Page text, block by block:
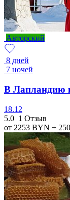
Авторский
8 дней
7 ночей
В Лапландию
18.12
5.0 1 Отзыв
от 2253 BYN + 250